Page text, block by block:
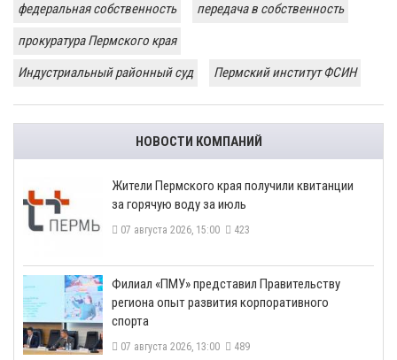
федеральная собственность
передача в собственность
прокуратура Пермского края
Индустриальный районный суд
Пермский институт ФСИН
НОВОСТИ КОМПАНИЙ
​Жители Пермского края получили квитанции
за горячую воду за июль
07 августа 2026, 15:00 423
​Филиал «ПМУ» представил Правительству
региона опыт развития корпоративного
спорта
07 августа 2026, 13:00 489